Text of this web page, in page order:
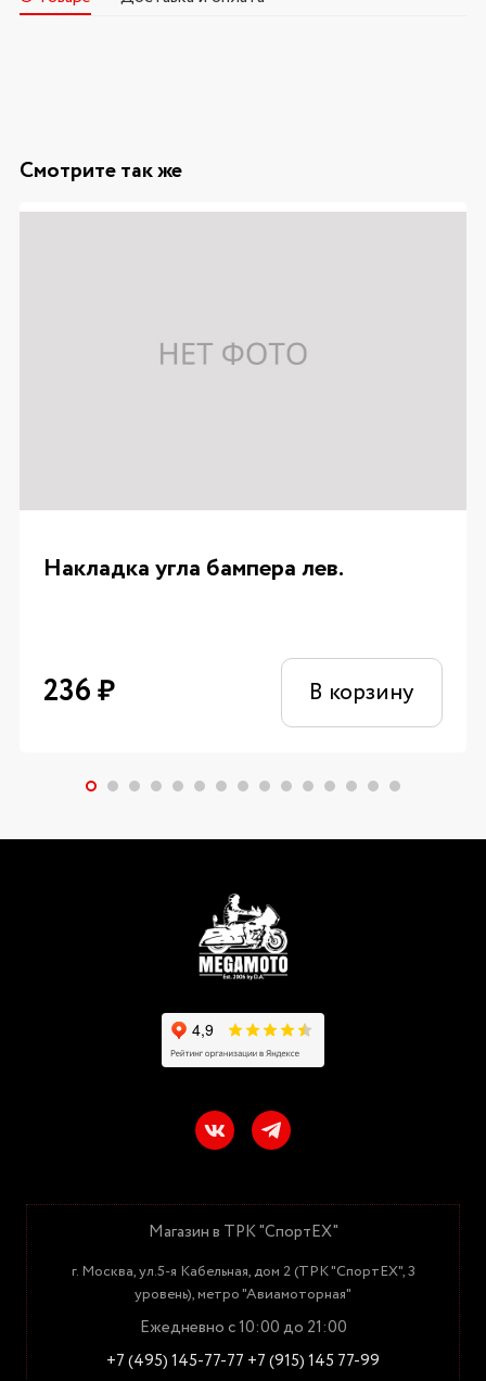
Смотрите так же
Накладка угла бампера лев.
236₽ В корзину
Магазин в ТРК "СпортЕХ"
г. Москва, ул.5-я Кабельная, дом 2 (ТРК "СпортЕХ", 3
уровень), метро "Авиамоторная"
Ежедневно с 10:00 до 21:00
+7 (495) 145-77-77 +7 (915) 145 77-99